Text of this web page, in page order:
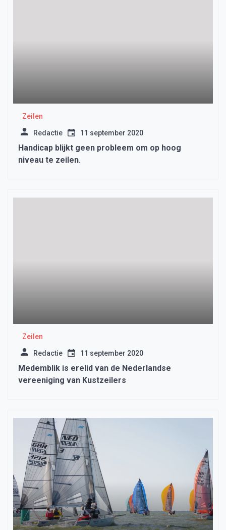
Zeilen
Redactie 11 september 2020
Handicap blijkt geen probleem om op hoog
niveau te zeilen.
Zeilen
Redactie 11 september 2020
Medemblik is erelid van de Nederlandse
vereeniging van Kustzeilers